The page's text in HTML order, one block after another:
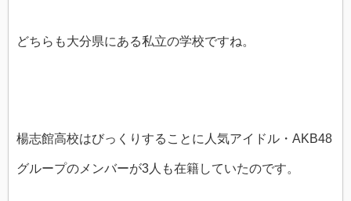
どちらも大分県にある私立の学校ですね。
楊志館高校はびっくりすることに人気アイドル・AKB48
グループのメンバーが3人も在籍していたのです。